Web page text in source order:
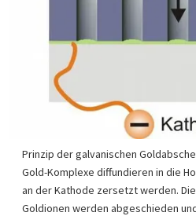
Prinzip der galvanischen
Gold-Komplexe diffundieren in die
an der Kathode zersetzt werden.
Goldionen werden abgeschieden